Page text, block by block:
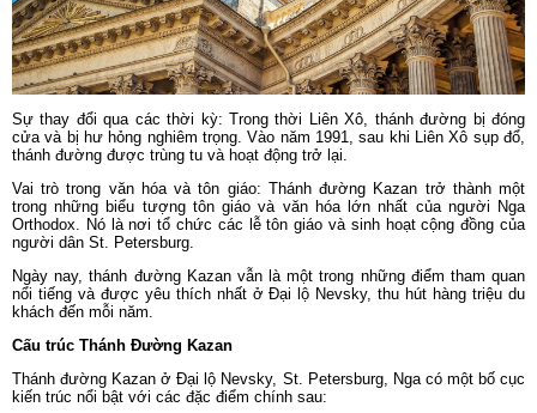
Sự thay đổi qua các thời kỳ: Trong thời Liên Xô, thánh đường bị đóng
cửa và bị hư hỏng nghiêm trọng. Vào năm 1991, sau khi Liên Xô sụp đổ,
thánh đường được trùng tu và hoạt động trở lại.
Vai trò trong văn hóa và tôn giáo: Thánh đường Kazan trở thành một
trong những biểu tượng tôn giáo và văn hóa lớn nhất của người Nga
Orthodox. Nó là nơi tổ chức các lễ tôn giáo và sinh hoạt cộng đồng của
người dân St. Petersburg.
Ngày nay, thánh đường Kazan vẫn là một trong những điểm tham quan
nổi tiếng và được yêu thích nhất ở Đại lộ Nevsky, thu hút hàng triệu du
khách đến mỗi năm.
Cấu trúc Thánh Đường Kazan
Thánh đường Kazan ở Đại lộ Nevsky, St. Petersburg, Nga có một bố cục
kiến trúc nổi bật với các đặc điểm chính sau: